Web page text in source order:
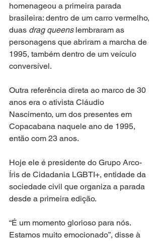
homenageou a primeira parada
brasileira: dentro de um carro vermelho,
duas drag queens lembraram as
personagens que abriram a marcha de
1995, também dentro de um veículo
conversível.
Outra referência direta ao marco de 30
anos era o ativista Cláudio
Nascimento, um dos presentes em
Copacabana naquele ano de 1995,
então com 23 anos.
Hoje ele é presidente do Grupo Arco-
Íris de Cidadania LGBTI+, entidade da
sociedade civil que organiza a parada
desde a primeira edição.
“É um momento glorioso para nós.
Estamos muito emocionado”, disse à